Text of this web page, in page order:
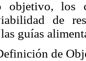
objetivo, los
de
guías
de